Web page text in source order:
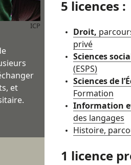
ICP
et
5 licences :
Droit,
privé
Sciences
(ESPS)
Sciences de
Formation
Information
des langages
Histoire,
1 licence